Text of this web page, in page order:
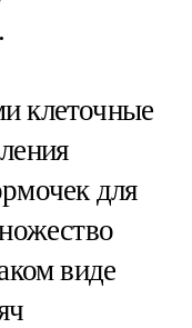
клеточные
для
виде